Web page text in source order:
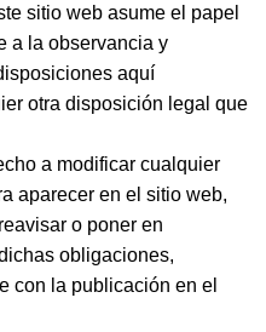
sitio web asume el papel
a la observancia y
aquí
otra disposición legal que
a modificar cualquier
aparecer en el sitio web,
o poner en
obligaciones,
con la publicación en el